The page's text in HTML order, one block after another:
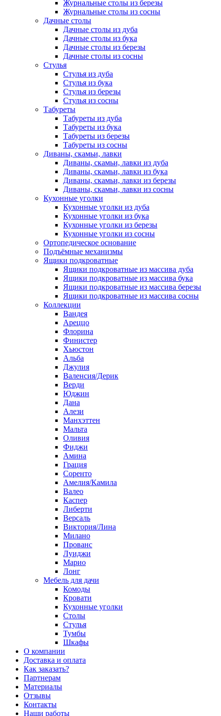
Журнальные столы из березы
Журнальные столы из сосны
Дачные столы
Дачные столы из дуба
Дачные столы из бука
Дачные столы из березы
Дачные столы из сосны
Стулья
Стулья из дуба
Стулья из бука
Стулья из березы
Стулья из сосны
Табуреты
Табуреты из дуба
Табуреты из бука
Табуреты из березы
Табуреты из сосны
Диваны, скамьи, лавки
Диваны, скамьи, лавки из дуба
Диваны, скамьи, лавки из бука
Диваны, скамьи, лавки из березы
Диваны, скамьи, лавки из сосны
Кухонные уголки
Кухонные уголки из дуба
Кухонные уголки из бука
Кухонные уголки из березы
Кухонные уголки из сосны
Ортопедическое основание
Подъёмные механизмы
Ящики подкроватные
Ящики подкроватные из массива дуба
Ящики подкроватные из массива бука
Ящики подкроватные из массива березы
Ящики подкроватные из массива сосны
Коллекции
Вандея
Ареццо
Флорина
Финистер
Хьюстон
Альба
Джулия
Валенсия/Дерик
Верди
Юджин
Дана
Алези
Манхэттен
Мальта
Оливия
Фиджи
Амина
Грация
Соренто
Амелия/Камила
Валео
Каспер
Либерти
Версаль
Виктория/Лина
Милано
Прованс
Луиджи
Марио
Лонг
Мебель для дачи
Комоды
Кровати
Кухонные уголки
Столы
Стулья
Тумбы
Шкафы
О компании
Доставка и оплата
Как заказать?
Партнерам
Материалы
Отзывы
Контакты
Наши работы